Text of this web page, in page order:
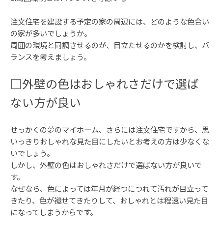
注文住宅を建設する予定の家の周辺には、どのような色合い
の家が多いでしょうか。
周囲の環境と同調させるのが、目立たせるのかを検討し、バ
ランスを考えましょう。
□外壁の色はおしゃれさだけで選ば
ない方が良い
せっかくの夢のマイホーム、さらには注文住宅ですから、思
いっきりおしゃれな見た目にしたいとお考えの方は少なくな
いでしょう。
しかし、外壁の色はおしゃれさだけで選ばない方が良いで
す。
なぜなら、色によっては年月が経つにつれて汚れが目立って
きたり、色が褪せてきたりして、おしゃれとは程遠い見た目
になってしまうからです。